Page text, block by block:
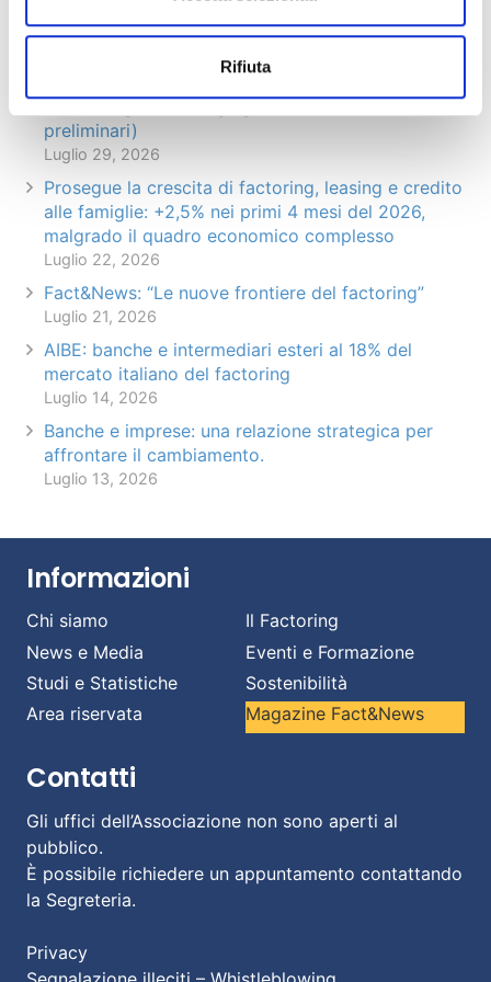
Rifiuta
Articoli recenti
Il factoring in cifre – giugno 2026 (dati
preliminari)
Luglio 29, 2026
Prosegue la crescita di factoring, leasing e credito
alle famiglie: +2,5% nei primi 4 mesi del 2026,
malgrado il quadro economico complesso
Luglio 22, 2026
Fact&News: “Le nuove frontiere del factoring”
Luglio 21, 2026
AIBE: banche e intermediari esteri al 18% del
mercato italiano del factoring
Luglio 14, 2026
Banche e imprese: una relazione strategica per
affrontare il cambiamento.
Luglio 13, 2026
Informazioni
Chi siamo
Il Factoring
News e Media
Eventi e Formazione
Studi e Statistiche
Sostenibilità
Area riservata
Magazine Fact&News
Contatti
Gli uffici dell’Associazione non sono aperti al
pubblico.
È possibile richiedere un appuntamento contattando
la Segreteria.
Privacy